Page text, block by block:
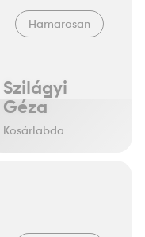
Szilágyi
Géza
Kosárlabda
Hamarosan